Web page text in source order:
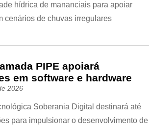
hídrica de mananciais para apoiar
cenários de chuvas irregulares
PIPE apoiará
em software e hardware
2026
Soberania Digital destinará até
para impulsionar o desenvolvimento de